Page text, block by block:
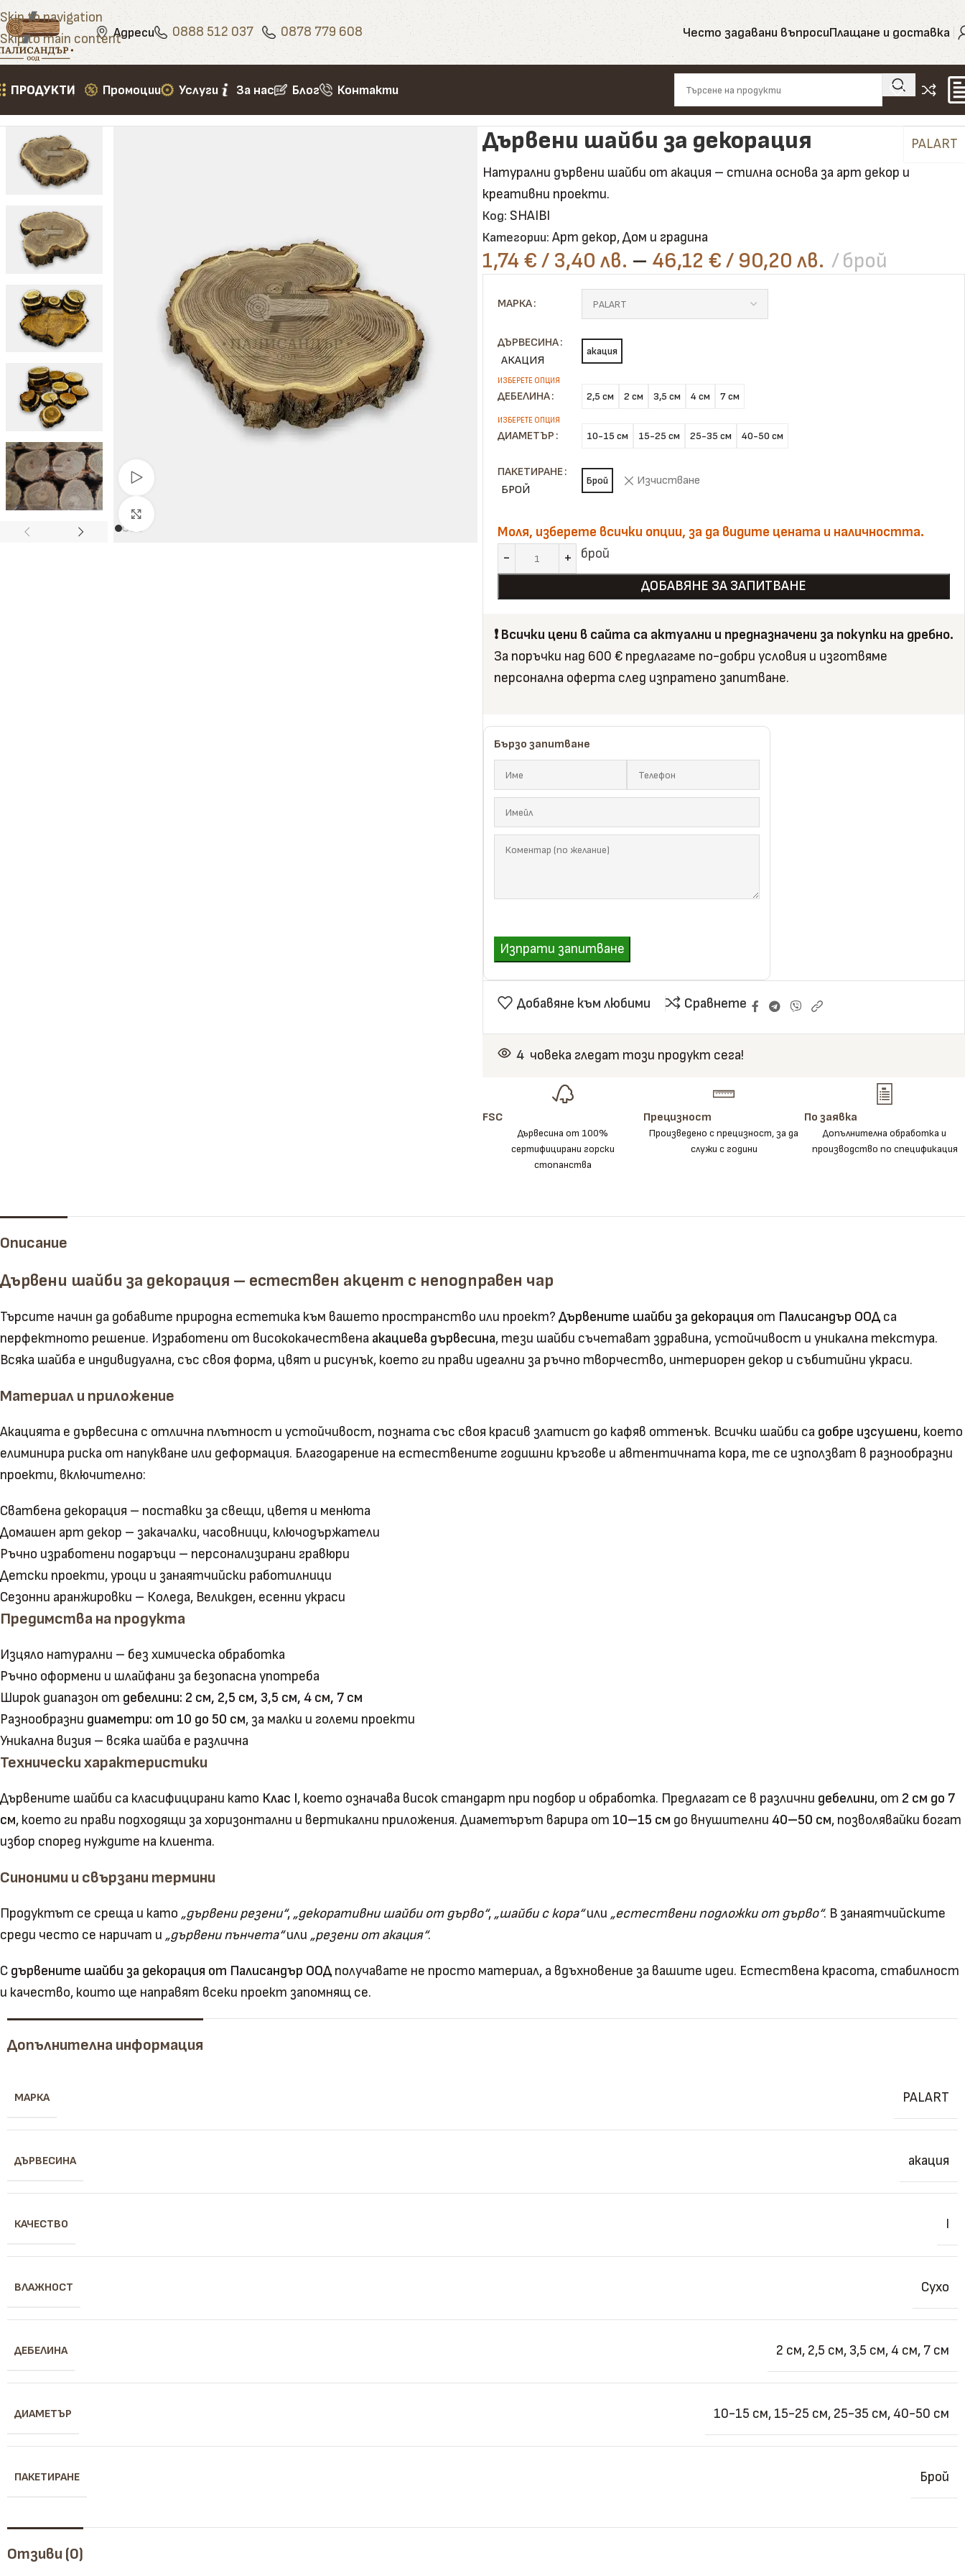
Skip to navigation
Skip to main contentАдреси 0888 512 037 0878 779 608 Често задавани въпросиПлащане и доставка
ПРОДУКТИ
Дъски
Научи повече
Промоции Услуги За нас Блог Контакти
Дървени шайби за декорация
PALART
Натурални дървени шайби от акация – стилна основа за арт декор и
креативни проекти.
Код: SHAIBI
Категории: Арт декор,Дом и градина
1,74 €/ 3,40 лв. – 46,12 €/ 90,20 лв. брой
МАРКА
ДЪРВЕСИНА
АКАЦИЯ
акация
ДЕБЕЛИНА 2,5 см 2 см 3,5 см 4 см 7 см
ДИАМЕТЪР 10-15 см 15-25 см 25-35 см 40-50 см
ПАКЕТИРАНЕ
БРОЙ
Брой Изчистване
Моля, изберете всички опции, за да видите цената и наличността.
брой
ДОБАВЯНЕ ЗА ЗАПИТВАНЕ
❗️ Всички цени в сайта са актуални и предназначени за покупки на дребно.
За поръчки над 600 € предлагаме по-добри условия и изготвяме
персонална оферта след изпратено запитване.
Бързо запитване
Изпрати запитване
Добавяне към любими Сравнете
4 човека гледат този продукт сега!
FSC
Дървесина от 100%
сертифицирани горски
стопанства
Прецизност
Произведено с прецизност, за да
служи с години
По заявка
Допълнителна обработка и
производство по спецификация
Описание
Дървени шайби за декорация – естествен акцент с неподправен чар
Търсите начин да добавите природна естетика към вашето пространство или проект? Дървените шайби за декорация от Палисандър ООД са
перфектното решение. Изработени от висококачествена акациева дървесина, тези шайби съчетават здравина, устойчивост и уникална текстура.
Всяка шайба е индивидуална, със своя форма, цвят и рисунък, което ги прави идеални за ръчно творчество, интериорен декор и събитийни украси.
Материал и приложение
Акацията е дървесина с отлична плътност и устойчивост, позната със своя красив златист до кафяв оттенък. Всички шайби са добре изсушени, което
елиминира риска от напукване или деформация. Благодарение на естествените годишни кръгове и автентичната кора, те се използват в разнообразни
проекти, включително:
Сватбена декорация – поставки за свещи, цветя и менюта
Домашен арт декор – закачалки, часовници, ключодържатели
Ръчно изработени подаръци – персонализирани гравюри
Детски проекти, уроци и занаятчийски работилници
Сезонни аранжировки – Коледа, Великден, есенни украси
Предимства на продукта
Изцяло натурални – без химическа обработка
Ръчно оформени и шлайфани за безопасна употреба
Широк диапазон от дебелини: 2 см, 2,5 см, 3,5 см, 4 см, 7 см
Разнообразни диаметри: от 10 до 50 см, за малки и големи проекти
Уникална визия – всяка шайба е различна
Технически характеристики
Дървените шайби са класифицирани като Клас I, което означава висок стандарт при подбор и обработка. Предлагат се в различни дебелини, от 2 см до 7
см, което ги прави подходящи за хоризонтални и вертикални приложения. Диаметърът варира от 10–15 см до внушителни 40–50 см, позволявайки богат
избор според нуждите на клиента.
Синоними и свързани термини
Продуктът се среща и като „дървени резени“,„декоративни шайби от дърво“,„шайби с кора“или „естествени подложки от дърво“. В занаятчийските
среди често се наричат и „дървени пънчета“или „резени от акация“.
С дървените шайби за декорация от Палисандър ООД получавате не просто материал, а вдъхновение за вашите идеи. Естествена красота, стабилност
и качество, които ще направят всеки проект запомнящ се.
Допълнителна информация
МАРКА PALART
ДЪРВЕСИНА акация
КАЧЕСТВО I
ВЛАЖНОСТ Сухо
ДЕБЕЛИНА 2 см, 2,5 см, 3,5 см,4 см, 7 см
ДИАМЕТЪР 10-15 см, 15-25 см, 25-35 см,40-50 см
ПАКЕТИРАНЕ Брой
Отзиви (0)